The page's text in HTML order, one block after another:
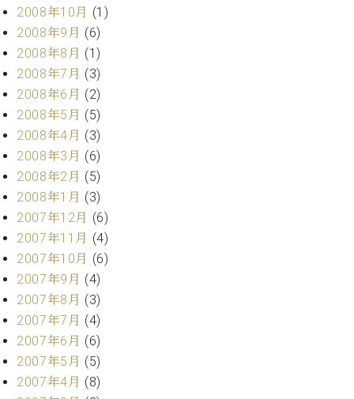
2008年10月 (1)
2008年9月 (6)
2008年8月 (1)
2008年7月 (3)
2008年6月 (2)
2008年5月 (5)
2008年4月 (3)
2008年3月 (6)
2008年2月 (5)
2008年1月 (3)
2007年12月 (6)
2007年11月 (4)
2007年10月 (6)
2007年9月 (4)
2007年8月 (3)
2007年7月 (4)
2007年6月 (6)
2007年5月 (5)
2007年4月 (8)